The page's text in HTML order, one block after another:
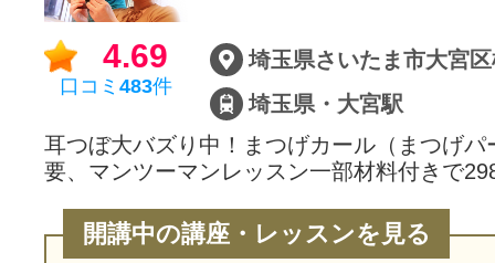
4.69
口コミ 483件
埼玉県さいたま市大宮
埼玉県・大宮駅
耳つぼ大バズり中！まつげカール（まつげパ
要、マンツーマンレッスン一部材料付きで
開講中の講座・レッスンを見る